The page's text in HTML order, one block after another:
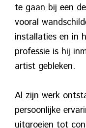
te gaan bij een
vooral
installaties en in
professie is hij
artist gebleken.
Al zijn werk
persoonlijke
uitgroeien tot